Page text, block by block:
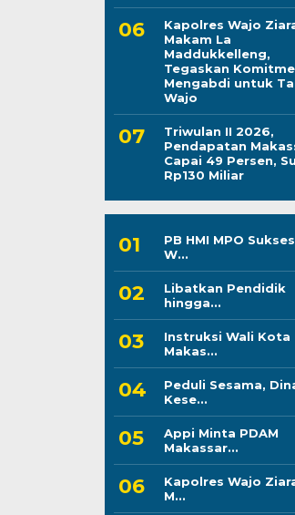
Kapolres Wajo
Makam La
Maddukkelleng,
Tegaskan
Mengabdi untuk
Wajo
Triwulan II 2026,
Pendapatan
Capai 49 Persen,
Rp130 Miliar
PB HMI MPO
W...
Libatkan Pendidik
hingga...
Instruksi Wali Kota
Makas...
Peduli Sesama,
Kese...
Appi Minta PDAM
Makassar...
Kapolres Wajo
M...